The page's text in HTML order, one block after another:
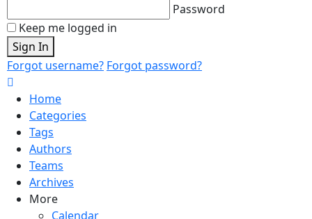
Password
Keep me logged in
Sign In
Forgot username? Forgot password?
Home
Categories
Tags
Authors
Teams
Archives
More
Calendar